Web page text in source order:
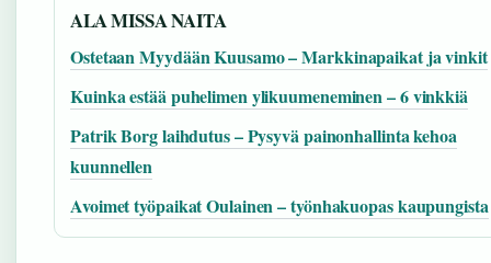
ALA MISSA NAITA
Ostetaan Myydään Kuusamo – Markkinapaikat ja vinkit
Kuinka estää puhelimen ylikuumeneminen – 6 vinkkiä
Patrik Borg laihdutus – Pysyvä painonhallinta kehoa
kuunnellen
Avoimet työpaikat Oulainen – työnhakuopas kaupungista